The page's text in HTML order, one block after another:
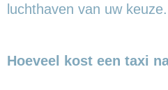
luchthaven van uw keuze.
Hoeveel kost een taxi